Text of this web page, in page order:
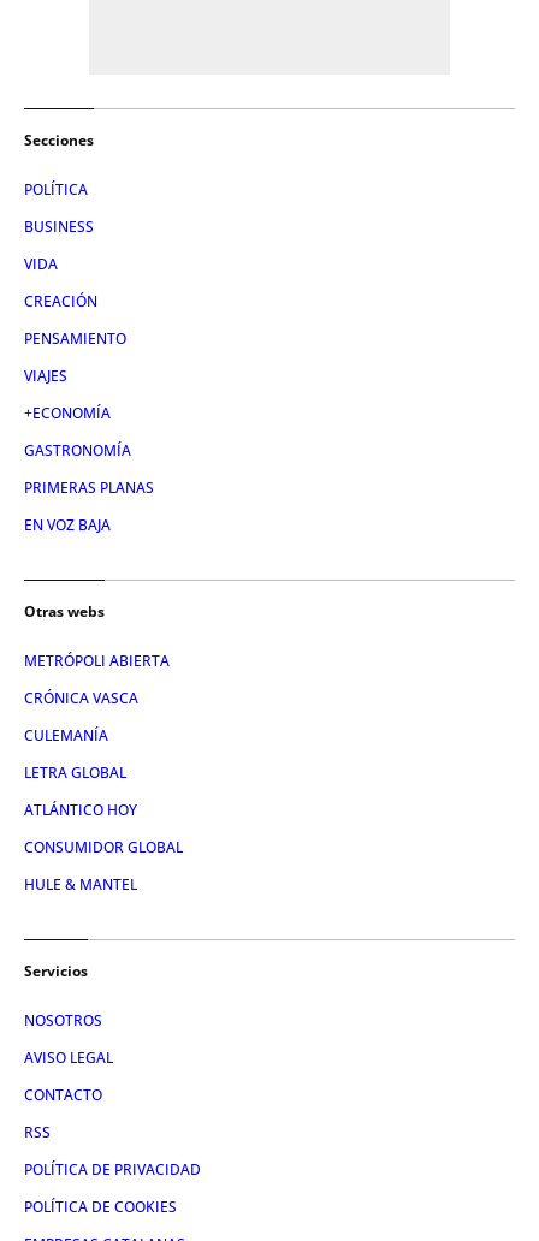
Secciones
POLÍTICA
BUSINESS
VIDA
CREACIÓN
PENSAMIENTO
VIAJES
+ECONOMÍA
GASTRONOMÍA
PRIMERAS PLANAS
EN VOZ BAJA
Otras webs
METRÓPOLI ABIERTA
CRÓNICA VASCA
CULEMANÍA
LETRA GLOBAL
ATLÁNTICO HOY
CONSUMIDOR GLOBAL
HULE & MANTEL
Servicios
NOSOTROS
AVISO LEGAL
CONTACTO
RSS
POLÍTICA DE PRIVACIDAD
POLÍTICA DE COOKIES